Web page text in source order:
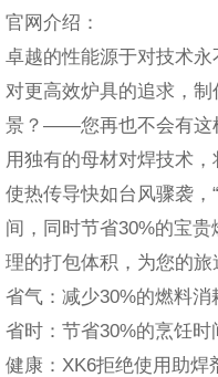
官网介绍：
卓越的性能源于对技术
对更高效炉具的追求，
景？——您再也不会有这
用独有的母材对焊技术
使热传导快如台风骤袭，
间，同时节省30%的宝
理的打包体积，为您的旅
省气：减少30%的燃料消
省时：节省30%的烹饪时
健康：XK6拒绝使用助焊